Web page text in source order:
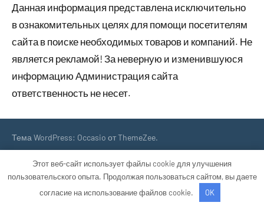
Данная информация представлена исключительно
в ознакомительных целях для помощи посетителям
сайта в поиске необходимых товаров и компаний. Не
является рекламой! За неверную и изменившуюся
информацию Администрация сайта
ответственность не несет.
Тема WordPress: Occasio от ThemeZee.
Этот веб-сайт использует файлы cookie для улучшения
пользовательского опыта. Продолжая пользоваться сайтом, вы даете
согласие на использование файлов cookie.
OK